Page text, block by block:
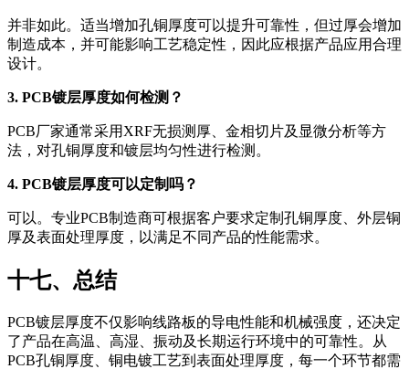
并非如此。适当增加孔铜厚度可以提升可靠性，但过厚会增加
制造成本，并可能影响工艺稳定性，因此应根据产品应用合理
设计。
3. PCB镀层厚度如何检测？
PCB厂家通常采用XRF无损测厚、金相切片及显微分析等方
法，对孔铜厚度和镀层均匀性进行检测。
4. PCB镀层厚度可以定制吗？
可以。专业PCB制造商可根据客户要求定制孔铜厚度、外层铜
厚及表面处理厚度，以满足不同产品的性能需求。
十七、总结
PCB镀层厚度不仅影响线路板的导电性能和机械强度，还决定
了产品在高温、高湿、振动及长期运行环境中的可靠性。从
PCB孔铜厚度、铜电镀工艺到表面处理厚度，每一个环节都需